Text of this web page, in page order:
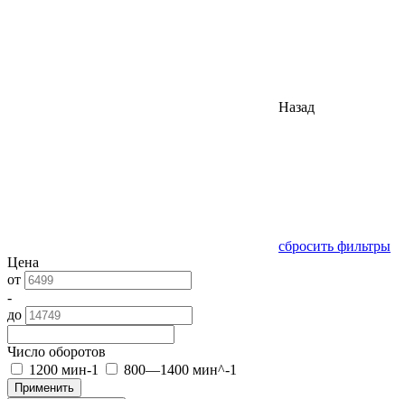
Назад
сбросить фильтры
Цена
от
-
до
Число оборотов
1200 мин-1
800—1400 мин^-1